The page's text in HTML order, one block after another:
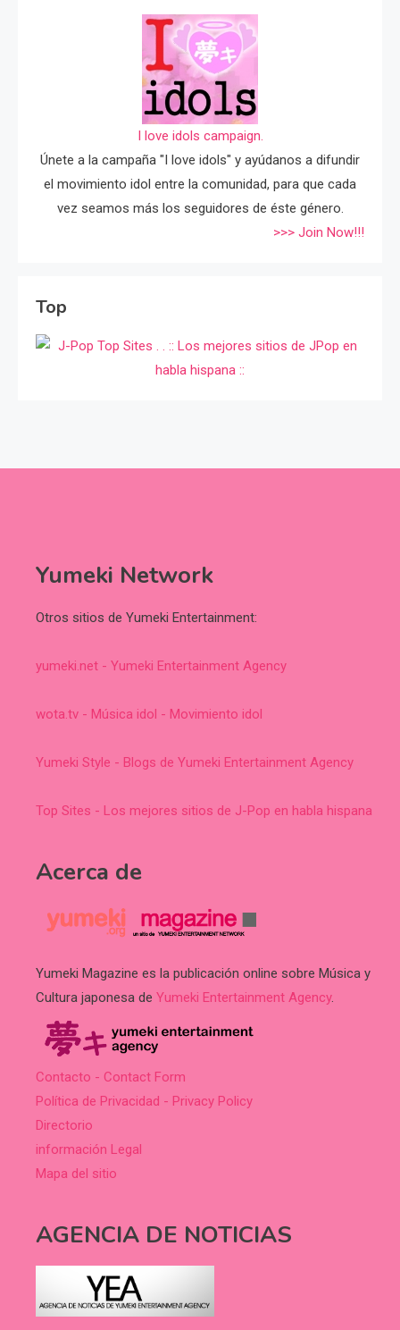
I love idols campaign.
Únete a la campaña "I love idols" y ayúdanos a difundir
el movimiento idol entre la comunidad, para que cada
vez seamos más los seguidores de éste género.
>>> Join Now!!!
Top
Yumeki Network
Otros sitios de Yumeki Entertainment:
yumeki.net - Yumeki Entertainment Agency
wota.tv - Música idol - Movimiento idol
Yumeki Style - Blogs de Yumeki Entertainment Agency
Top Sites - Los mejores sitios de J-Pop en habla hispana
Acerca de
Yumeki Magazine es la publicación online sobre Música y
Cultura japonesa de Yumeki Entertainment Agency.
Contacto - Contact Form
Política de Privacidad - Privacy Policy
Directorio
información Legal
Mapa del sitio
AGENCIA DE NOTICIAS